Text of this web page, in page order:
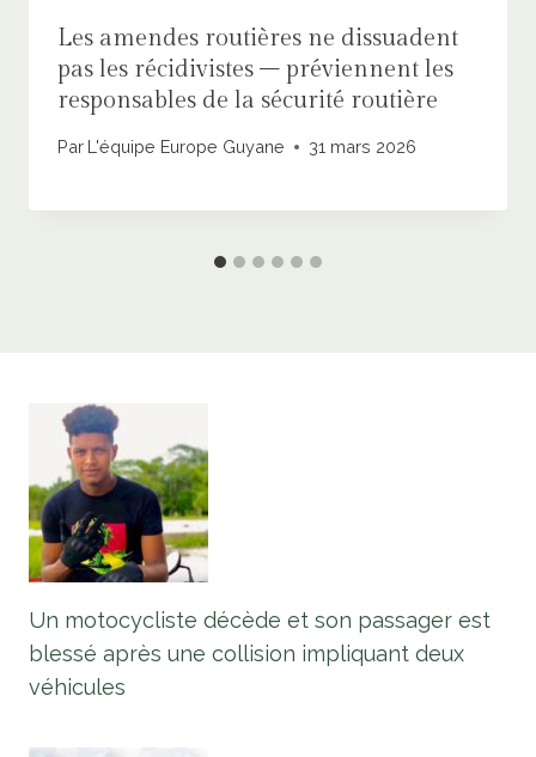
Les amendes routières ne dissuadent
pas les récidivistes – préviennent les
responsables de la sécurité routière
Par L'équipe Europe Guyane 31 mars 2026
Un motocycliste décède et son passager est
blessé après une collision impliquant deux
véhicules